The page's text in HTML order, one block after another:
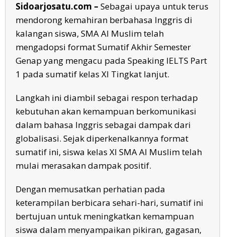
Sidoarjosatu.com – Sebagai upaya untuk terus
mendorong kemahiran berbahasa Inggris di
kalangan siswa, SMA Al Muslim telah
mengadopsi format Sumatif Akhir Semester
Genap yang mengacu pada Speaking IELTS Part
1 pada sumatif kelas XI Tingkat lanjut.
Langkah ini diambil sebagai respon terhadap
kebutuhan akan kemampuan berkomunikasi
dalam bahasa Inggris sebagai dampak dari
globalisasi. Sejak diperkenalkannya format
sumatif ini, siswa kelas XI SMA Al Muslim telah
mulai merasakan dampak positif.
Dengan memusatkan perhatian pada
keterampilan berbicara sehari-hari, sumatif ini
bertujuan untuk meningkatkan kemampuan
siswa dalam menyampaikan pikiran, gagasan,